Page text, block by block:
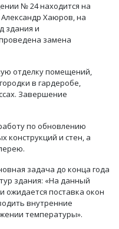
№ 24 находится на
Хаюров, на
здания и
замена
отделку помещений,
в гардеробе,
Завершение
по обновлению
конструкций и стен, а
задача до конца года
здания: «На данный
ожидается поставка окон
внутренние
температуры».